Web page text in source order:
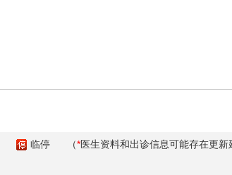
临停 （*医生资料和出诊信息可能存在更